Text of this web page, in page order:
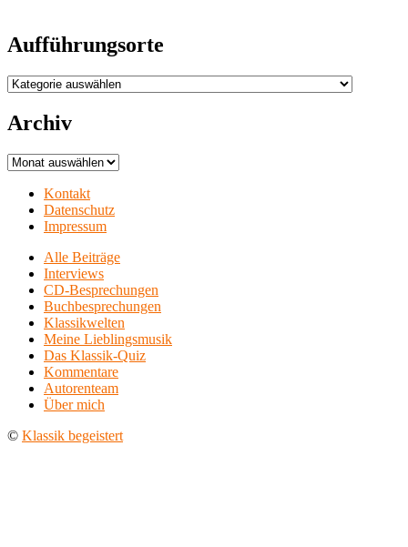
Aufführungsorte
Aufführungsorte
Archiv
Archiv
Kontakt
Datenschutz
Impressum
Alle Beiträge
Interviews
CD-Besprechungen
Buchbesprechungen
Klassikwelten
Meine Lieblingsmusik
Das Klassik-Quiz
Kommentare
Autorenteam
Über mich
© Klassik begeistert